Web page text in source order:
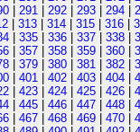
| 291 | 292 | 293 | 294 |
| 313 | 314 | 315 | 316 |
| 335 | 336 | 337 | 338 |
| 357 | 358 | 359 | 360 |
| 379 | 380 | 381 | 382 |
| 401 | 402 | 403 | 404 |
| 423 | 424 | 425 | 426 |
| 445 | 446 | 447 | 448 |
| 467 | 468 | 469 | 470 |